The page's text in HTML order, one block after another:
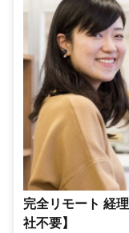
完全リモート 経
社不要】